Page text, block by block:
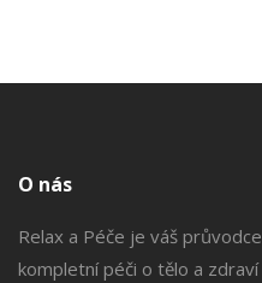
O nás
Relax a Péče je váš
kompletní péči o tělo a